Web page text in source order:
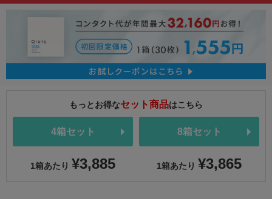
もっとお得なセット商品はこちら
4箱セット
1箱あたり ¥3,885
8箱セット
1箱あたり ¥3,865